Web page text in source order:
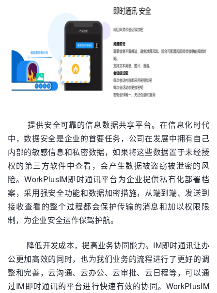
提供安全可靠的信息数据共享平台。在信息化时代
中，数据安全是企业的首要任务，公司在发展中拥有自己
内部的敏感信息和私密数据，如果将这些数据置于未经授
权的第三方软件中查看，会产生数据被盗窃被泄密的风
险。WorkPlusIM即时通讯平台为企业提供私有化部署档
案，采用强安全功能和数据加密措施，从端到端、发送到
接收查看的整个过程都会保护传输的消息和加以权限限
制，为企业安全运作保驾护航。
降低开发成本，提高业务协同能力。IM即时通讯让办
公更加高效的同时，也为我们业务的流程进行了更好的调
整和完善，云沟通、云办公、云审批、云日程等，可以通
过IM即时通讯的平台进行快速有效的协同。WorkPlusIM